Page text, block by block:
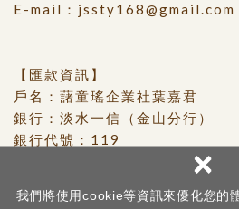
我們將使用cookie等資訊來優化您的
×
E-mail： jssty168@gmail.com
【匯款資訊】
戶名：藷童瑤企業社葉嘉君
銀行：淡水一信（金山分行）
銀行代號：119
帳號：0117-21-160228-0
Copyright © 金山藷童瑤 All Rights